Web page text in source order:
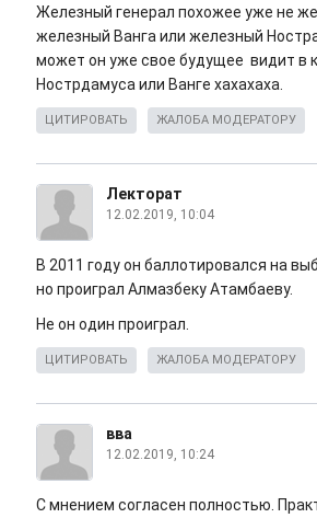
Железный генерал похожее уже не
железный Ванга или железный
может он уже свое будущее видит в
Нострдамуса или Ванге хахахаха.
ЦИТИРОВАТЬ ЖАЛОБА МОДЕРАТОРУ
Лекторат
12.02.2019, 10:04
В 2011 году он баллотировался на
но проиграл Алмазбеку Атамбаеву.
Не он один проиграл.
ЦИТИРОВАТЬ ЖАЛОБА МОДЕРАТОРУ
вва
12.02.2019, 10:24
С мнением согласен полностью.